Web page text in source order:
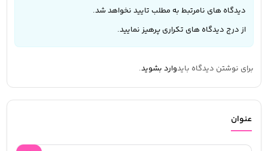
دیدگاه های نامرتبط به مطلب تایید نخواهد شد.
از درج دیدگاه های تکراری پرهیز نمایید.
برای نوشتن دیدگاه بایدوارد بشوید.
عنوان